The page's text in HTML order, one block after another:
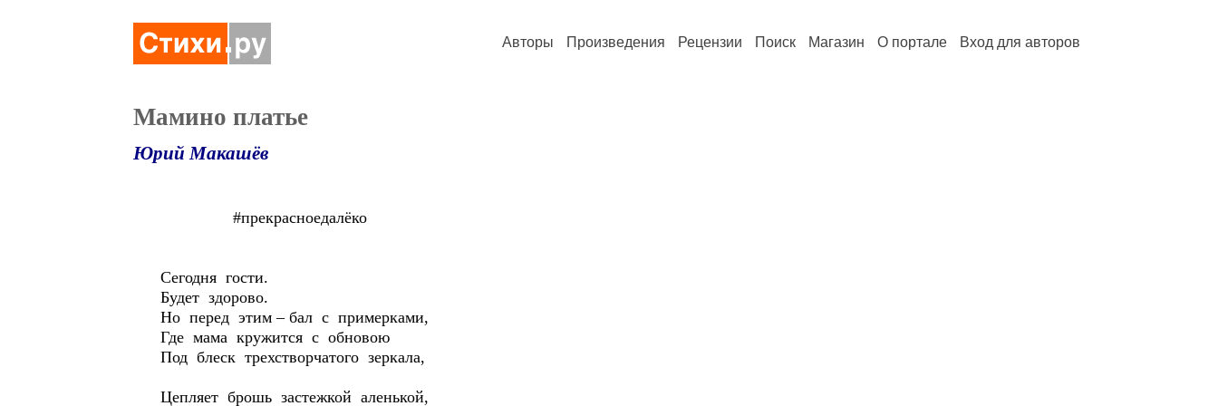
Авторы Произведения Рецензии Поиск Магазин О портале Вход для авторов
Мамино платье
Юрий Макашёв
#прекрасноедалёко
Сегодня гости.
Будет здорово.
Но перед этим – бал с примерками,
Где мама кружится с обновою
Под блеск трехстворчатого зеркала,
Цепляет брошь застежкой аленькой,